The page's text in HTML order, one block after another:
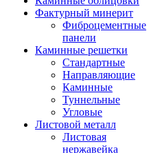
Фактурный минерит
Фиброцементные
панели
Каминные решетки
Стандартные
Направляющие
Каминные
Туннельные
Угловые
Листовой металл
Листовая
нержавейка